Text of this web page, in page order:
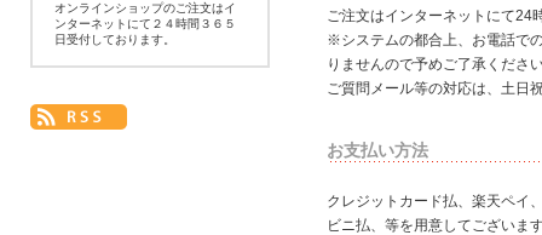
ご注文はインターネットにて24
※システムの都合上、お電話で
りませんので予めご了承くださ
ご質問メール等の対応は、土日
お支払い方法
クレジットカード払、楽天ペイ
ビニ払、等を用意してございま
オンラインショップのご注文はイ
ンターネットにて２４時間３６５
日受付しております。